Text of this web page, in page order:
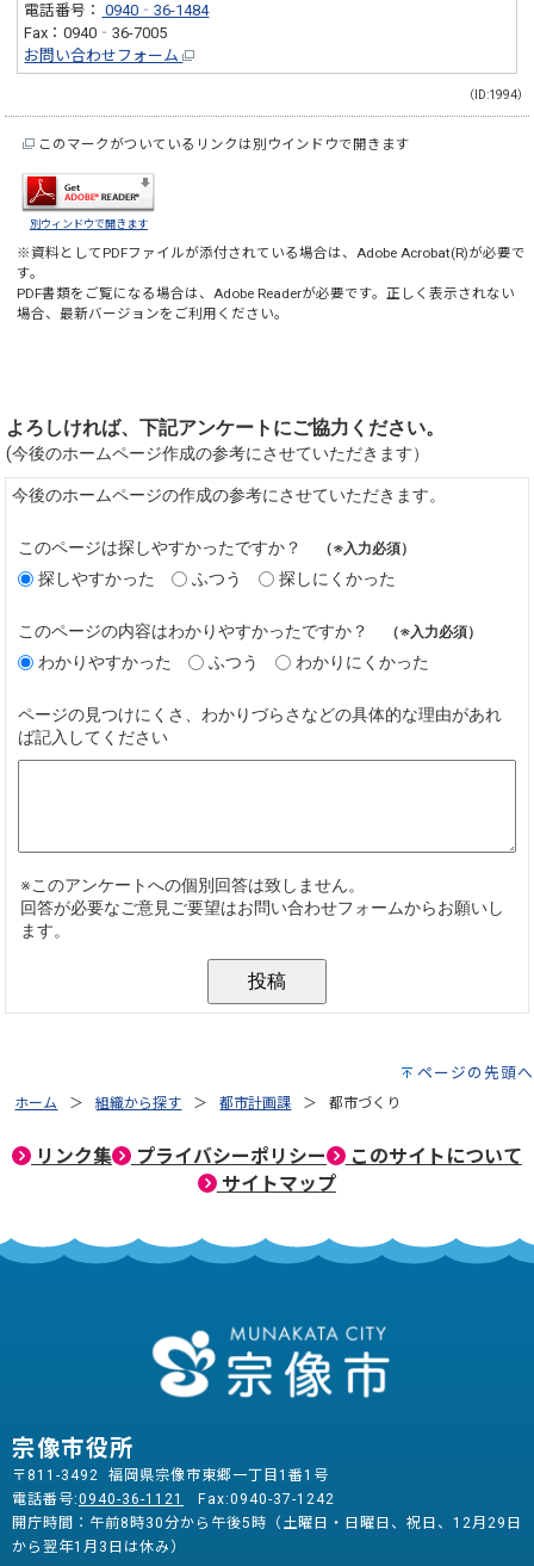
電話番号： 0940‐36-1484
Fax：0940‐36-7005
お問い合わせフォーム
（ID:1994）
このマークがついているリンクは別ウインドウで開きます
別ウィンドウで開きます
※資料としてPDFファイルが添付されている場合は、Adobe Acrobat(R)が必要で
す。
PDF書類をご覧になる場合は、Adobe Readerが必要です。正しく表示されない
場合、最新バージョンをご利用ください。
ページの先頭へ
ホーム 組織から探す 都市計画課 都市づくり
リンク集 プライバシーポリシー
このサイトについて
サイトマップ
宗像市役所
〒811-3492 福岡県宗像市東郷一丁目1番1号
電話番号:0940-36-1121
Fax:0940-37-1242
開庁時間：午前8時30分から午後5時（土曜日・日曜日、祝日、12月29日
から翌年1月3日は休み）